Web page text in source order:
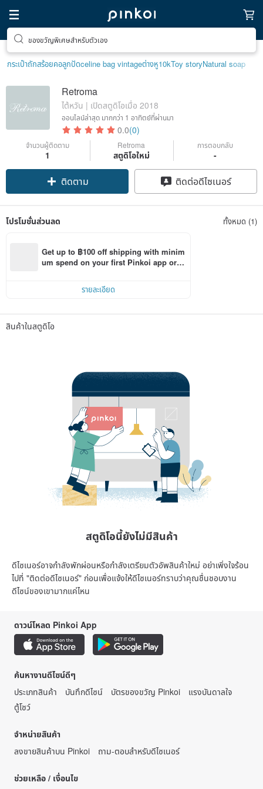
ของขวัญพิเศษสำหรับตัวเอง
กระเป๋าถักสร้อยคอลูกปัดceline bag vintageต่างหู10kToy storyNatural soap
Retroma
ไต้หวัน | เปิดสตูดิโอเมื่อ 2018
ออนไลน์ล่าสุด มากกว่า 1 อาทิตย์ที่ผ่านมา
0.0(0)
จำนวนผู้ติดตาม
1
Retroma
สตูดิโอใหม่
การตอบกลับ
-
ติดตาม ติดต่อดีไซเนอร์
โปรโมชั่นส่วนลด ทั้งหมด (1)
Get up to ฿100 off shipping with minim
um spend on your first Pinkoi app orde
รายละเอียด
สินค้าในสตูดิโอ
สตูดิโอนี้ยังไม่มีสินค้า
ดีไซเนอร์อาจกำลังพักผ่อนหรือกำลังเตรียมตัวอัพสินค้าใหม่ อย่าเพิ่งใจร้อน
ไปที่ "ติดต่อดีไซเนอร์" ก่อนเพื่อแจ้งให้ดีไซเนอร์ทราบว่าคุณชื่นชอบงาน
ดีไซน์ของเขามากแค่ไหน
ดาวน์โหลด Pinkoi App
ค้นหางานดีไซน์ดีๆ
ประเภทสินค้า
บันทึกดีไซน์ บัตรของขวัญ Pinkoi
แรงบันดาลใจ
ตู้โชว์
จำหน่ายสินค้า
ลงขายสินค้าบน Pinkoi
ถาม-ตอบสำหรับดีไซเนอร์
ช่วยเหลือ / เงื่อนไข